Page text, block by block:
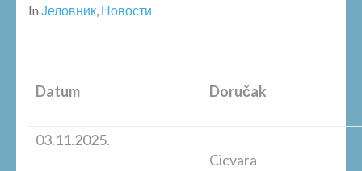
In Јеловник, Новости
Datum Doručak
03.11.2025.
Cicvara